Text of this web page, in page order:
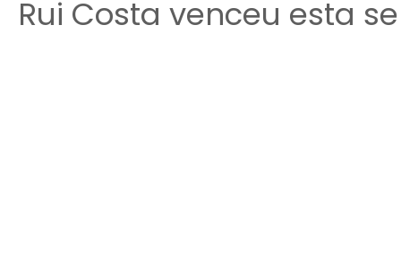
Rui Costa venceu esta